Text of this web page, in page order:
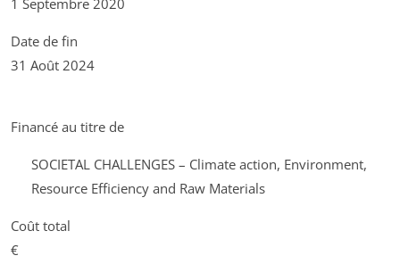
1 Septembre 2020
Date de fin
31 Août 2024
Financé au titre de
SOCIETAL CHALLENGES – Climate action, Environment,
Resource Efficiency and Raw Materials
Coût total
€